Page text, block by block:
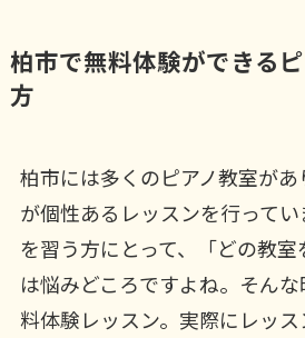
柏市で無料体験ができる
方
柏市には多くのピアノ教室が
が個性あるレッスンを行ってい
を習う方にとって、「どの教室
は悩みどころですよね。そん
料体験レッスン。実際にレッス